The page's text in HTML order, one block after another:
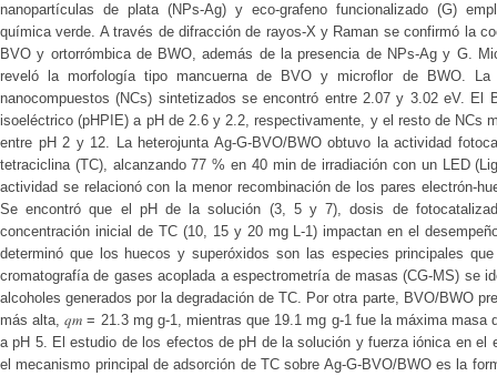
nanopartículas de plata (NPs-Ag) y eco-grafeno funcionalizado (G)
química verde. A través de difracción de rayos-X y Raman se confirmó la
BVO y ortorrómbica de BWO, además de la presencia de NPs-Ag y G.
reveló la morfología tipo mancuerna de BVO y microflor de BWO. La
nanocompuestos (NCs) sintetizados se encontró entre 2.07 y 3.02 eV. El
isoeléctrico (pHPIE) a pH de 2.6 y 2.2, respectivamente, y el resto de NCs
entre pH 2 y 12. La heterojunta Ag-G-BVO/BWO obtuvo la actividad
tetraciclina (TC), alcanzando 77 % en 40 min de irradiación con un LED
actividad se relacionó con la menor recombinación de los pares electrón-
Se encontró que el pH de la solución (3, 5 y 7), dosis de
concentración inicial de TC (10, 15 y 20 mg L-1) impactan en el
determinó que los huecos y superóxidos son las especies principales
cromatografía de gases acoplada a espectrometría de masas (CG-MS) se
alcoholes generados por la degradación de TC. Por otra parte, BVO/BWO
más alta, 𝑞𝑚 = 21.3 mg g-1, mientras que 19.1 mg g-1 fue la máxima masa
a pH 5. El estudio de los efectos de pH de la solución y fuerza iónica en el
el mecanismo principal de adsorción de TC sobre Ag-G-BVO/BWO es la